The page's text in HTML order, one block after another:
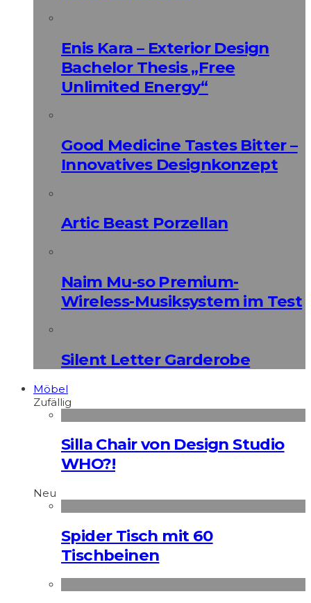
Enis Kara – Exterior Design
Bachelor Thesis „Free
Unlimited Energy“
Good Medicine Tastes Bitter –
Innovatives Designkonzept
Artic Beast Porzellan
Naim Mu-so Premium-
Wireless-Musiksystem im Test
Silent Letter Garderobe
Möbel
Zufällig
Silla Chair von Design Studio
WHO?!
Neu
Spider Tisch mit 60
Tischbeinen